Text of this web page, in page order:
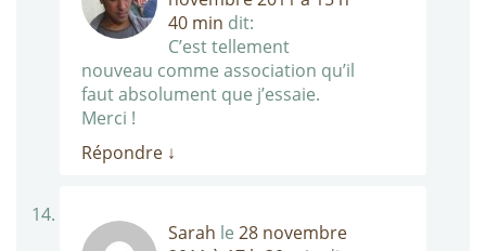
40 min dit:
C’est tellement
nouveau comme association qu’il
faut absolument que j’essaie.
Merci !
Répondre ↓
Sarah le 28 novembre